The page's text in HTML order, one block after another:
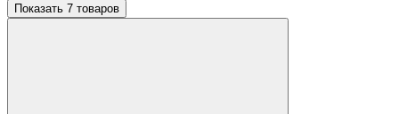
Показать 7 товаров